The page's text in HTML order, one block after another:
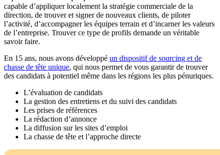
capable d’appliquer localement la stratégie commerciale de la
direction, de trouver et signer de nouveaux clients, de piloter
l’activité, d’accompagner les équipes terrain et d’incarner les valeurs
de l’entreprise. Trouver ce type de profils demande un véritable
savoir faire.
En 15 ans, nous avons développé un dispositif de sourcing et de
chasse de tête unique, qui nous permet de vous garantir de trouver
des candidats à potentiel même dans les régions les plus pénuriques.
L’évaluation de candidats
La gestion des entretiens et du suivi des candidats
Les prises de références
La rédaction d’annonce
La diffusion sur les sites d’emploi
La chasse de tête et l’approche directe